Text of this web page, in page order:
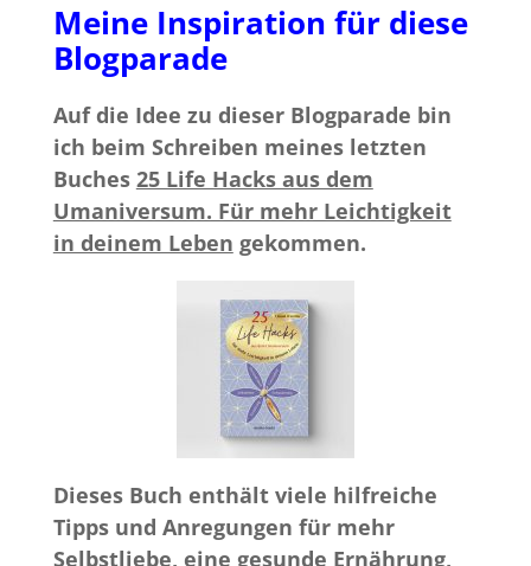
Meine Inspiration für diese
Blogparade
Auf die Idee zu dieser Blogparade bin
ich beim Schreiben meines letzten
Buches 25 Life Hacks aus dem
Umaniversum. Für mehr Leichtigkeit
in deinem Leben gekommen.
Dieses Buch enthält viele hilfreiche
Tipps und Anregungen für mehr
Selbstliebe, eine gesunde Ernährung,